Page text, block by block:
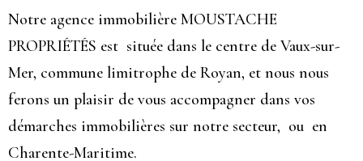
Notre agence immobilière MOUSTACHE
PROPRIÉTÉS est située dans le centre de Vaux-sur-
Mer, commune limitrophe de Royan, et nous nous
ferons un plaisir de vous accompagner dans vos
démarches immobilières sur notre secteur, ou en
Charente-Maritime.